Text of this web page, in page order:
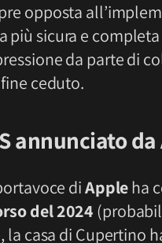
opposta
più sicura e
da parte di
ceduto.
annunciato
diAppleha
del 2024
casa di Cupertino